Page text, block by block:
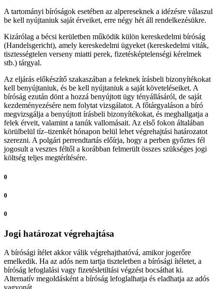
A tartományi bíróságok esetében az alpereseknek a idézésre válaszul
be kell nyújtaniuk saját érveiket, erre négy hét áll rendelkezésükre.
Kizárólag a bécsi kerületben működik külön kereskedelmi bíróság
(Handelsgericht), amely kereskedelmi ügyeket (kereskedelmi viták,
tisztességtelen verseny miatti perek, fizetésképtelenségi kérelmek
stb.) tárgyal.
Az eljárás előkészítő szakaszában a feleknek írásbeli bizonyítékokat
kell benyújtaniuk, és be kell nyújtaniuk a saját követeléseiket. A
bíróság ezután dönt a hozzá benyújtott ügy tényállásáról, de saját
kezdeményezésére nem folytat vizsgálatot. A főtárgyaláson a bíró
megvizsgálja a benyújtott írásbeli bizonyítékokat, és meghallgatja a
felek érveit, valamint a tanúk vallomásait. Az első fokon általában
körülbelül tíz–tizenkét hónapon belül lehet végrehajtási határozatot
szerezni. A polgári perrendtartás előírja, hogy a perben győztes fél
jogosult a vesztes féltől a korábban felmerült összes szükséges jogi
költség teljes megtérítésére.
0
0
0
Jogi határozat végrehajtása
A bírósági ítélet akkor válik végrehajthatóvá, amikor jogerőre
emelkedik. Ha az adós nem tartja tiszteletben a bírósági ítéletet, a
bíróság lefoglalási vagy fizetésletiltási végzést bocsáthat ki.
Alternatív megoldásként a bíróság lefoglalhatja és eladhatja az adós
vagyonát.